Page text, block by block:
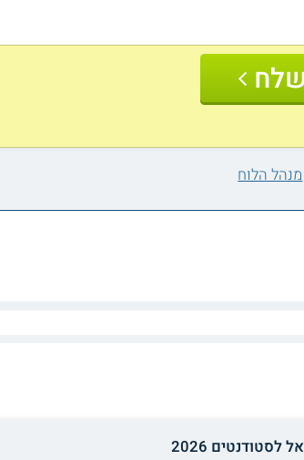
מנהל הלוח
2026